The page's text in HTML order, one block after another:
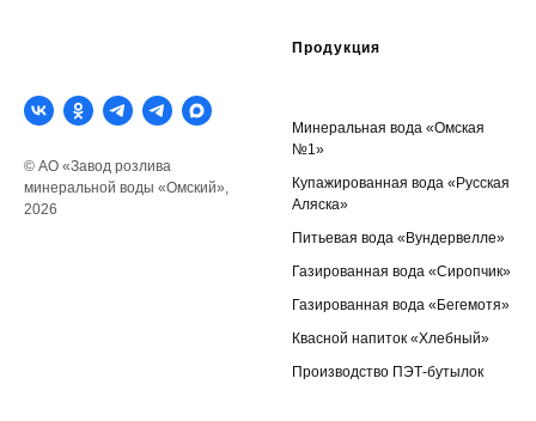
© АО «Завод розлива
минеральной воды «Омский»,
2026
Продукция
Минеральная вода «Омская
№1»
Купажированная вода «Русская
Аляска»
Питьевая вода «Вундервелле»
Газированная вода «Сиропчик»
Газированная вода «Бегемотя»
Квасной напиток «Хлебный»
Производство ПЭТ-бутылок